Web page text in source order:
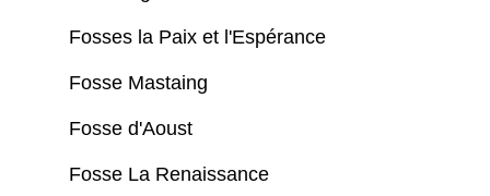
Fosses la Paix et l'Espérance
Fosse Mastaing
Fosse d'Aoust
Fosse La Renaissance